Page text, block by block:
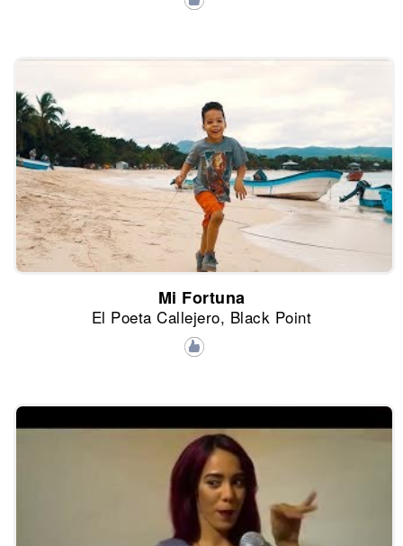
Mi Fortuna
El Poeta Callejero, Black Point